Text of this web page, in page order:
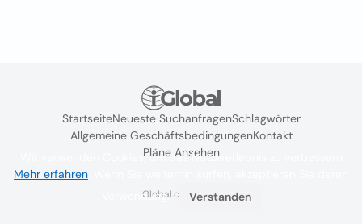
StartseiteNeueste SuchanfragenSchlagwörter
Allgemeine GeschäftsbedingungenKontakt
Pläne Ansehen
iGlobal.co @ 2024
Wir verwenden Cookies, um das Nutzererlebnis zu verbessern
Mehr erfahren
Verwendung.
Verstanden